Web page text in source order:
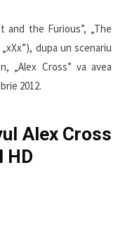
and the Furious”, „The
dupa un scenariu
„Alex Cross” va avea
2012.
Alex Cross
HD